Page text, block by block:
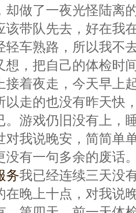
却做了一夜光怪陆离
该带队先去，好在我
轻车熟路，所以我不
想，把自己的体检时
接着夜走，今天早上
以走的也没有昨天快
。游戏仍旧没有上，
对我说晚安，简简单
没有一句多余的废话
务我已经连续三天没
在晚上十点，对我说